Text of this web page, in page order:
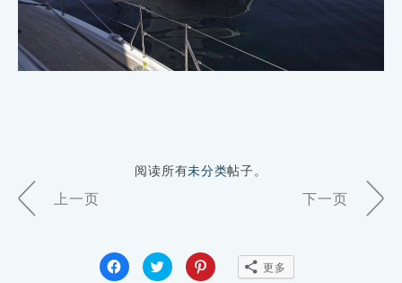
阅读所有未分类帖子。
Page
Navigation
上一页 下一页
点
击
点
击
点
击 更多